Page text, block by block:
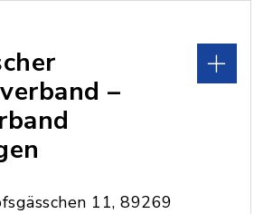
–
11, 89269